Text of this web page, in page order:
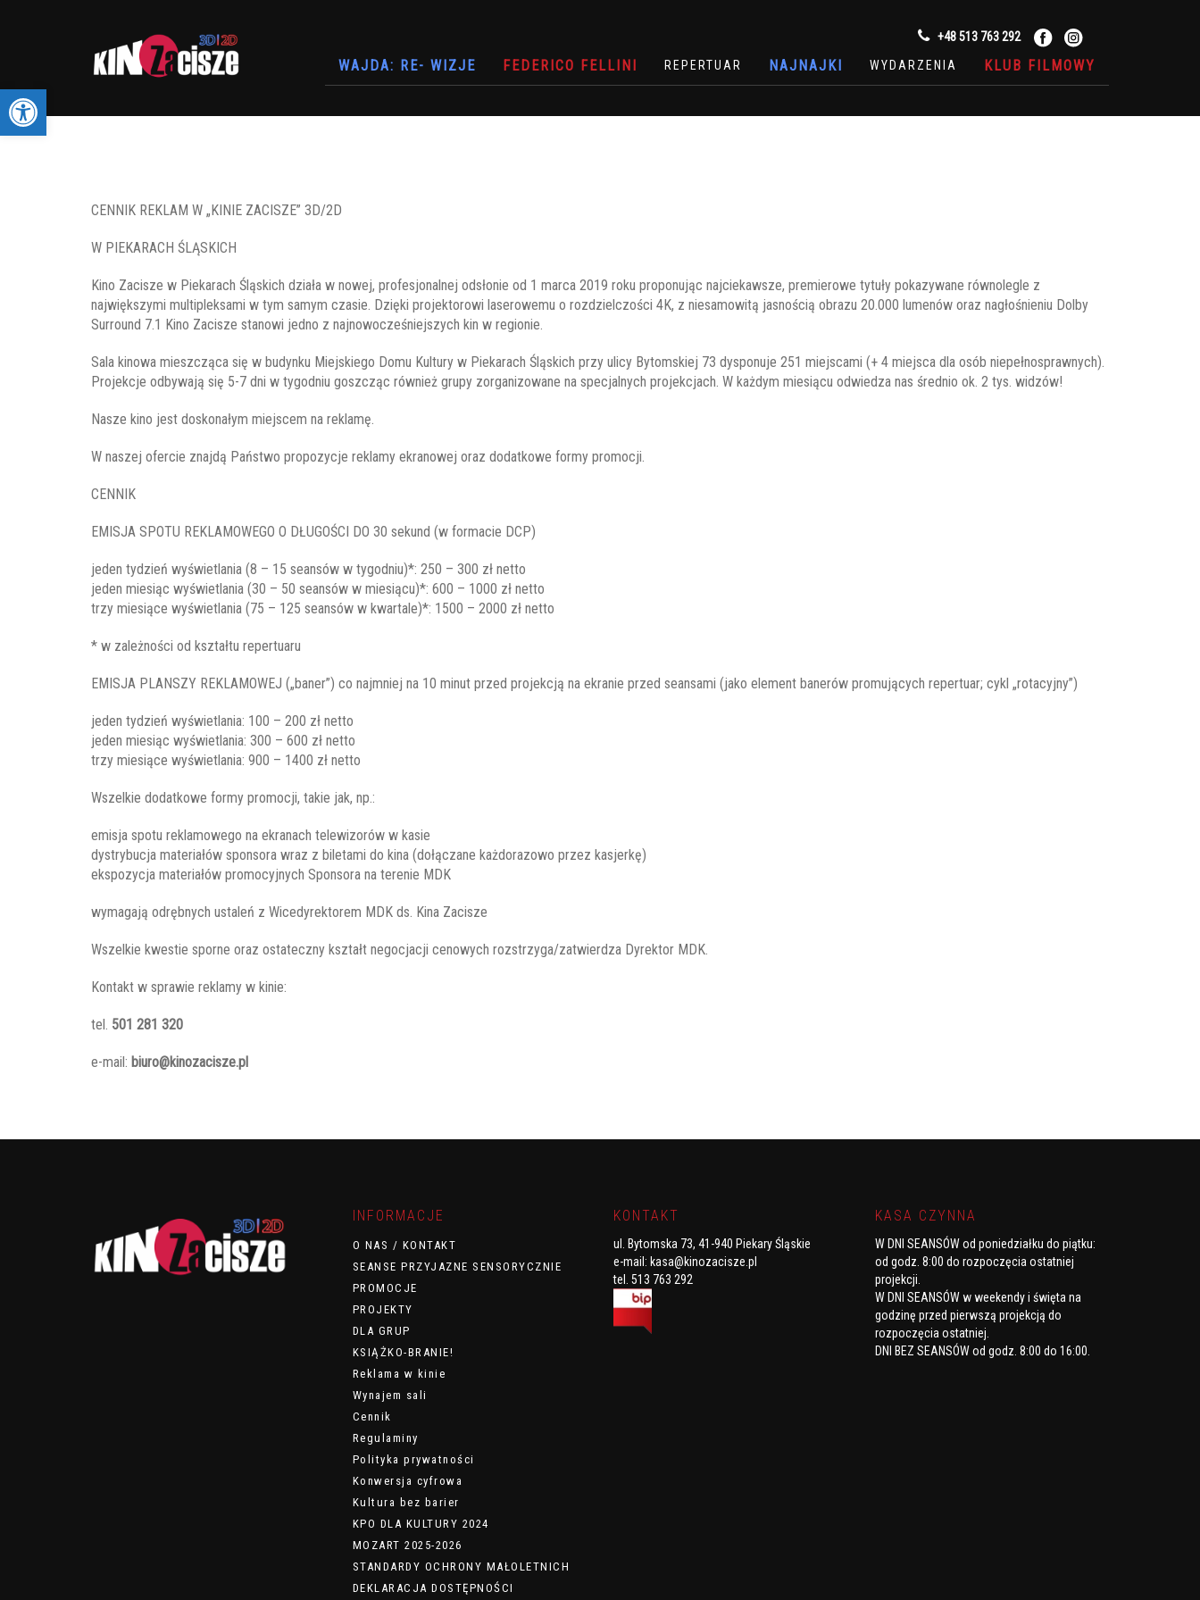
Otwórz pasek narzędzi
+48 513 763 292
WAJDA: RE- WIZJE FEDERICO FELLINI REPERTUAR NAJNAJKI WYDARZENIA KLUB FILMOWY
CENNIK REKLAM W „KINIE ZACISZE” 3D/2D
W PIEKARACH ŚLĄSKICH
Kino Zacisze w Piekarach Śląskich działa w nowej, profesjonalnej odsłonie od 1 marca 2019 roku proponując najciekawsze, premierowe tytuły pokazywane równolegle z
największymi multipleksami w tym samym czasie. Dzięki projektorowi laserowemu o rozdzielczości 4K, z niesamowitą jasnością obrazu 20.000 lumenów oraz nagłośnieniu Dolby
Surround 7.1 Kino Zacisze stanowi jedno z najnowocześniejszych kin w regionie.
Sala kinowa mieszcząca się w budynku Miejskiego Domu Kultury w Piekarach Śląskich przy ulicy Bytomskiej 73 dysponuje 251 miejscami (+ 4 miejsca dla osób niepełnosprawnych).
Projekcje odbywają się 5-7 dni w tygodniu goszcząc również grupy zorganizowane na specjalnych projekcjach. W każdym miesiącu odwiedza nas średnio ok. 2 tys. widzów!
Nasze kino jest doskonałym miejscem na reklamę.
W naszej ofercie znajdą Państwo propozycje reklamy ekranowej oraz dodatkowe formy promocji.
CENNIK
EMISJA SPOTU REKLAMOWEGO O DŁUGOŚCI DO 30 sekund (w formacie DCP)
jeden tydzień wyświetlania (8 – 15 seansów w tygodniu)*: 250 – 300 zł netto
jeden miesiąc wyświetlania (30 – 50 seansów w miesiącu)*: 600 – 1000 zł netto
trzy miesiące wyświetlania (75 – 125 seansów w kwartale)*: 1500 – 2000 zł netto
* w zależności od kształtu repertuaru
EMISJA PLANSZY REKLAMOWEJ („baner”) co najmniej na 10 minut przed projekcją na ekranie przed seansami (jako element banerów promujących repertuar; cykl „rotacyjny”)
jeden tydzień wyświetlania: 100 – 200 zł netto
jeden miesiąc wyświetlania: 300 – 600 zł netto
trzy miesiące wyświetlania: 900 – 1400 zł netto
Wszelkie dodatkowe formy promocji, takie jak, np.:
emisja spotu reklamowego na ekranach telewizorów w kasie
dystrybucja materiałów sponsora wraz z biletami do kina (dołączane każdorazowo przez kasjerkę)
ekspozycja materiałów promocyjnych Sponsora na terenie MDK
wymagają odrębnych ustaleń z Wicedyrektorem MDK ds. Kina Zacisze
Wszelkie kwestie sporne oraz ostateczny kształt negocjacji cenowych rozstrzyga/zatwierdza Dyrektor MDK.
Kontakt w sprawie reklamy w kinie:
tel. 501 281 320
e-mail: biuro@kinozacisze.pl
INFORMACJE
O NAS / KONTAKT
SEANSE PRZYJAZNE SENSORYCZNIE
PROMOCJE
PROJEKTY
DLA GRUP
KSIĄŻKO-BRANIE!
Reklama w kinie
Wynajem sali
Cennik
Regulaminy
Polityka prywatności
Konwersja cyfrowa
Kultura bez barier
KPO DLA KULTURY 2024
MOZART 2025-2026
STANDARDY OCHRONY MAŁOLETNICH
DEKLARACJA DOSTĘPNOŚCI
KONTAKT
ul. Bytomska 73, 41-940 Piekary Śląskie
e-mail: kasa@kinozacisze.pl
tel. 513 763 292
KASA CZYNNA
W DNI SEANSÓW od poniedziałku do piątku:
od godz. 8:00 do rozpoczęcia ostatniej
projekcji.
W DNI SEANSÓW w weekendy i świętana
godzinę przed pierwszą projekcją do
rozpoczęcia ostatniej.
DNI BEZ SEANSÓWod godz. 8:00 do 16:00.